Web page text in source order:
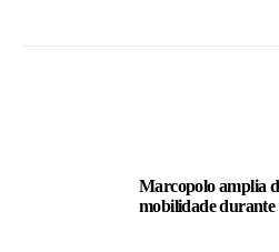
Marcopolo amplia
mobilidade